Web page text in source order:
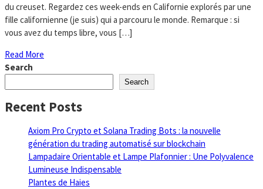
du creuset. Regardez ces week-ends en Californie explorés par une
fille californienne (je suis) qui a parcouru le monde. Remarque : si
vous avez du temps libre, vous […]
Read More
Search
Search
Recent Posts
Axiom Pro Crypto et Solana Trading Bots : la nouvelle
génération du trading automatisé sur blockchain
Lampadaire Orientable et Lampe Plafonnier : Une Polyvalence
Lumineuse Indispensable
Plantes de Haies